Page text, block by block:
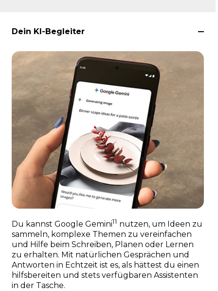
Dein KI-Begleiter
Du kannst Google Gemini11 nutzen, um Ideen zu
sammeln, komplexe Themen zu vereinfachen
und Hilfe beim Schreiben, Planen oder Lernen
zu erhalten. Mit natürlichen Gesprächen und
Antworten in Echtzeit ist es, als hättest du einen
hilfsbereiten und stets verfügbaren Assistenten
in der Tasche.